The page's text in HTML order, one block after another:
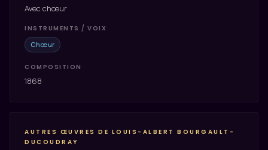
Avec chœur
INSTRUMENTS / VOIX
Chœur
COMPOSITION
1868
AUTRES ŒUVRES DE LOUIS-ALBERT BOURGAULT-
DUCOUDRAY